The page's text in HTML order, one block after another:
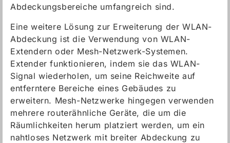
Abdeckungsbereiche umfangreich sind.
Eine weitere Lösung zur Erweiterung der WLAN-
Abdeckung ist die Verwendung von WLAN-
Extendern oder Mesh-Netzwerk-Systemen.
Extender funktionieren, indem sie das WLAN-
Signal wiederholen, um seine Reichweite auf
entferntere Bereiche eines Gebäudes zu
erweitern. Mesh-Netzwerke hingegen verwenden
mehrere routerähnliche Geräte, die um die
Räumlichkeiten herum platziert werden, um ein
nahtloses Netzwerk mit breiter Abdeckung zu